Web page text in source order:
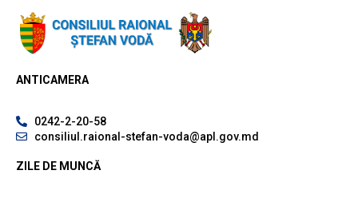
ANTICAMERA
0242-2-20-58
consiliul.raional-stefan-voda@apl.gov.md
ZILE DE MUNCĂ